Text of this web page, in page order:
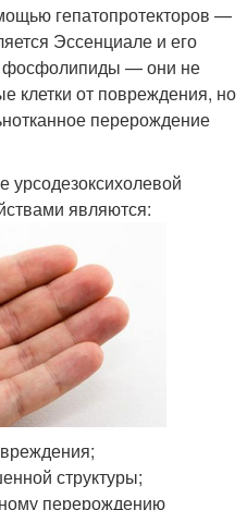
гепатопротекторов —
Эссенциале и его
фосфолипиды — они не
клетки от повреждения, но
перерождение
являются:
структуры;
перерождению